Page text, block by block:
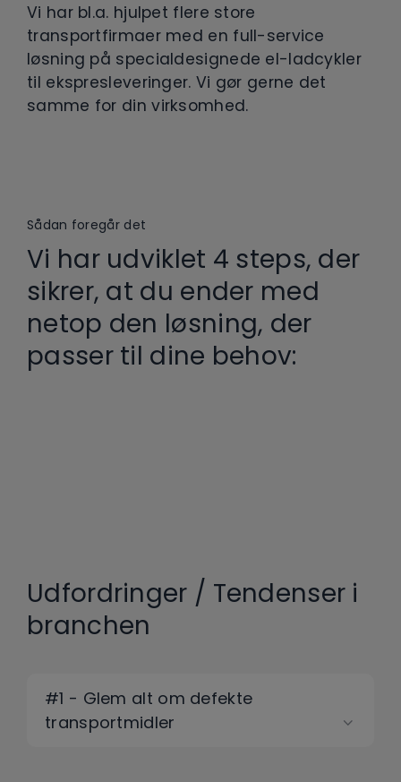
Vi har bl.a. hjulpet flere store
transportfirmaer med en full-service
løsning på specialdesignede el-ladcykler
til ekspresleveringer. Vi gør gerne det
samme for din virksomhed.
Sådan foregår det
Vi har udviklet 4 steps, der
sikrer, at du ender med
netop den løsning, der
passer til dine behov:
Udfordringer / Tendenser i
branchen
#1 - Glem alt om defekte
transportmidler